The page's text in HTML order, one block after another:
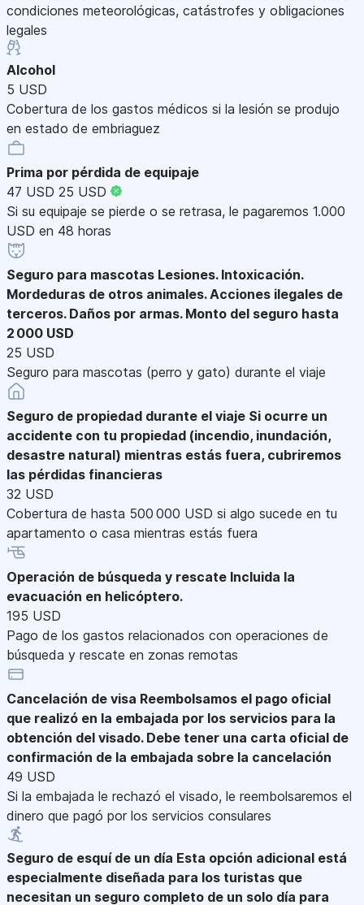
condiciones meteorológicas, catástrofes y obligaciones
legales
Alcohol
5 USD
Cobertura de los gastos médicos si la lesión se produjo
en estado de embriaguez
Prima por pérdida de equipaje
47 USD 25 USD
Si su equipaje se pierde o se retrasa, le pagaremos 1.000
USD en 48 horas
Seguro para mascotas Lesiones. Intoxicación.
Mordeduras de otros animales. Acciones ilegales de
terceros. Daños por armas. Monto del seguro hasta
2 000 USD
25 USD
Seguro para mascotas (perro y gato) durante el viaje
Seguro de propiedad durante el viaje Si ocurre un
accidente con tu propiedad (incendio, inundación,
desastre natural) mientras estás fuera, cubriremos
las pérdidas financieras
32 USD
Cobertura de hasta 500 000 USD si algo sucede en tu
apartamento o casa mientras estás fuera
Operación de búsqueda y rescate Incluida la
evacuación en helicóptero.
195 USD
Pago de los gastos relacionados con operaciones de
búsqueda y rescate en zonas remotas
Cancelación de visa Reembolsamos el pago oficial
que realizó en la embajada por los servicios para la
obtención del visado. Debe tener una carta oficial de
confirmación de la embajada sobre la cancelación
49 USD
Si la embajada le rechazó el visado, le reembolsaremos el
dinero que pagó por los servicios consulares
Seguro de esquí de un día Esta opción adicional está
especialmente diseñada para los turistas que
necesitan un seguro completo de un solo día para